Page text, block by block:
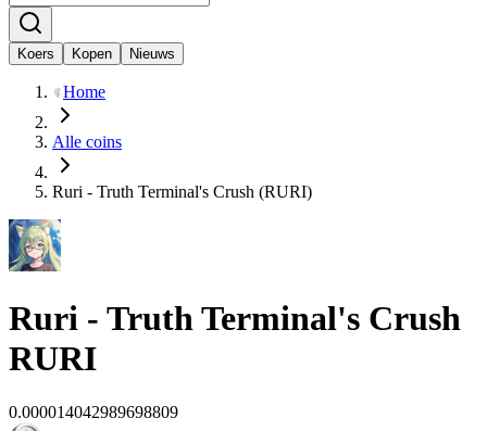
Koers Kopen Nieuws
Home
Alle coins
Ruri - Truth Terminal's Crush (RURI)
Ruri - Truth Terminal's Crush
RURI
0.000014042989698809